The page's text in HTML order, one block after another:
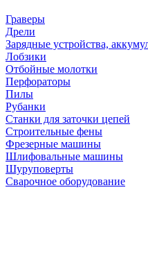
Граверы
Дрели
Зарядные устройства,
Лобзики
Отбойные молотки
Перфораторы
Пилы
Рубанки
Станки для заточки цепей
Строительные фены
Фрезерные машины
Шлифовальные машины
Шуруповерты
Сварочное оборудование